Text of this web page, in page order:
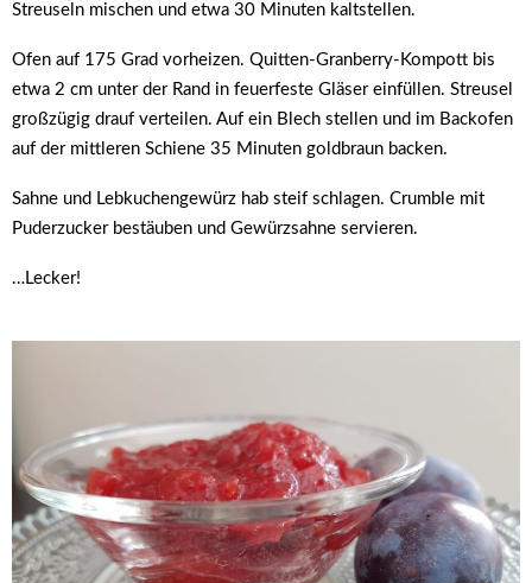
Streuseln mischen und etwa 30 Minuten kaltstellen.
Ofen auf 175 Grad vorheizen. Quitten-Granberry-Kompott bis
etwa 2 cm unter der Rand in feuerfeste Gläser einfüllen. Streusel
großzügig drauf verteilen. Auf ein Blech stellen und im Backofen
auf der mittleren Schiene 35 Minuten goldbraun backen.
Sahne und Lebkuchengewürz hab steif schlagen. Crumble mit
Puderzucker bestäuben und Gewürzsahne servieren.
…Lecker!